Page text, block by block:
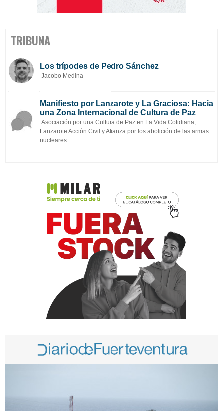
TRIBUNA
Los trípodes de Pedro Sánchez
Jacobo Medina
Manifiesto por Lanzarote y La Graciosa: Hacia
una Zona Internacional de Cultura de Paz
Asociación por una Cultura de Paz en La Vida Cotidiana,
Lanzarote Acción Civil y Alianza por los abolición de las armas
nucleares